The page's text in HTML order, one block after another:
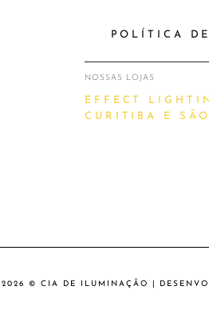
POLÍTICA
NOSSAS LOJAS
EFFECT
CURITIBA E
2026 © CIA DE ILUMINAÇÃO |